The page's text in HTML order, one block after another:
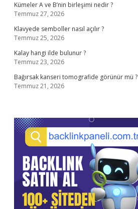
Kümeler A ve B’nin birleşimi nedir ?
Temmuz 27, 2026
Klavyede semboller nasıl açılır ?
Temmuz 25, 2026
Kalay hangi ilde bulunur ?
Temmuz 23, 2026
Bağırsak kanseri tomografide görünür mü ?
Temmuz 21, 2026